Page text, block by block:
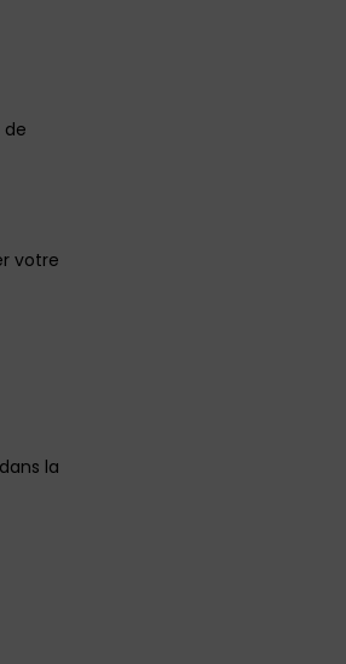
de
votre
la